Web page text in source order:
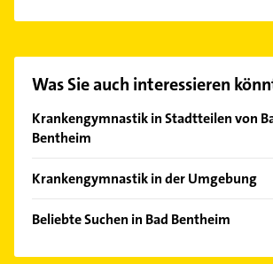
Hier finden Sie alleKontaktdaten
Was Sie auch interessieren
Krankengymnastik in Stadtteilen von
Bentheim
Gildehaus
Krankengymnastik in der Umgebung
Schüttorf
Emsbüren
Beliebte Suchen in Bad Bentheim